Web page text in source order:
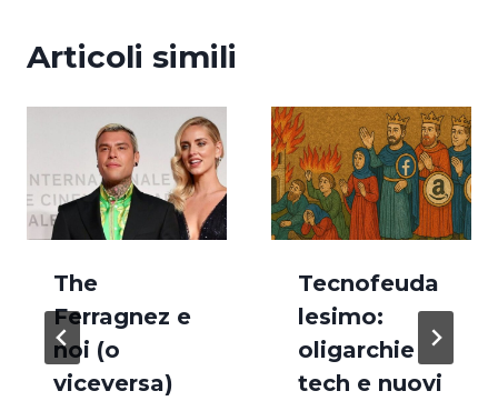
Articoli simili
The
Ferragnez e
noi (o
viceversa)
Tecnofeuda
lesimo:
oligarchie
tech e nuovi